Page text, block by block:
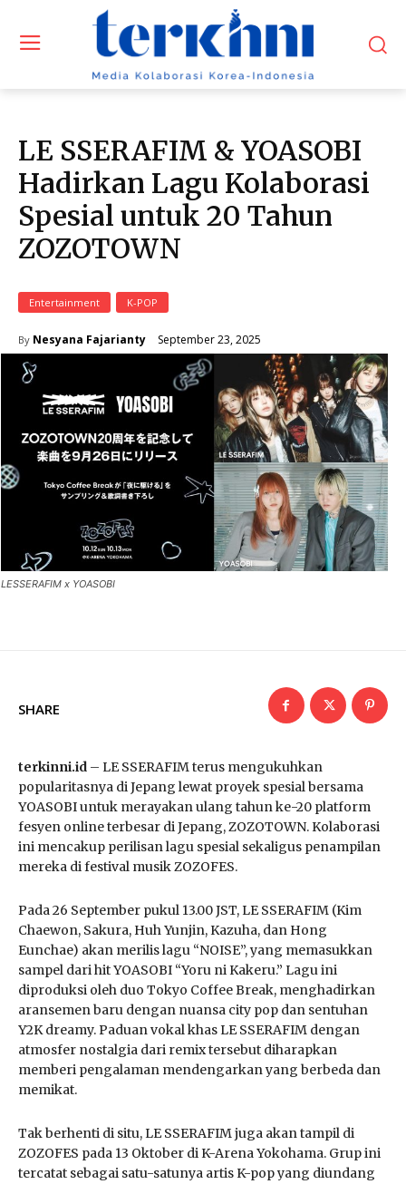
LESSERAFIM x YOASOBI
LE SSERAFIM & YOASOBI
Hadirkan Lagu Kolaborasi
Spesial untuk 20 Tahun
ZOZOTOWN
Entertainment K-POP
By Nesyana Fajarianty September 23, 2025
SHARE
terkinni.id – LE SSERAFIM terus mengukuhkan
popularitasnya di Jepang lewat proyek spesial bersama
YOASOBI untuk merayakan ulang tahun ke-20 platform
fesyen online terbesar di Jepang, ZOZOTOWN. Kolaborasi
ini mencakup perilisan lagu spesial sekaligus penampilan
mereka di festival musik ZOZOFES.
Pada 26 September pukul 13.00 JST, LE SSERAFIM (Kim
Chaewon, Sakura, Huh Yunjin, Kazuha, dan Hong
Eunchae) akan merilis lagu “NOISE”, yang memasukkan
sampel dari hit YOASOBI “Yoru ni Kakeru.” Lagu ini
diproduksi oleh duo Tokyo Coffee Break, menghadirkan
aransemen baru dengan nuansa city pop dan sentuhan
Y2K dreamy. Paduan vokal khas LE SSERAFIM dengan
atmosfer nostalgia dari remix tersebut diharapkan
memberi pengalaman mendengarkan yang berbeda dan
memikat.
Tak berhenti di situ, LE SSERAFIM juga akan tampil di
ZOZOFES pada 13 Oktober di K-Arena Yokohama. Grup ini
tercatat sebagai satu-satunya artis K-pop yang diundang